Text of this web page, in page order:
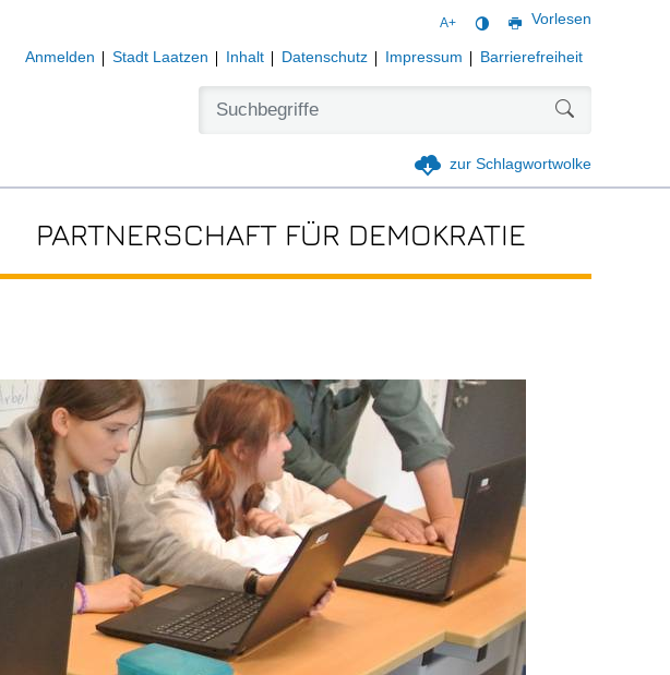
A+ Vorlesen
Anmelden Stadt Laatzen Inhalt Datenschutz Impressum Barrierefreiheit
zur Schlagwortwolke
PARTNERSCHAFT FÜR DEMOKRATIE